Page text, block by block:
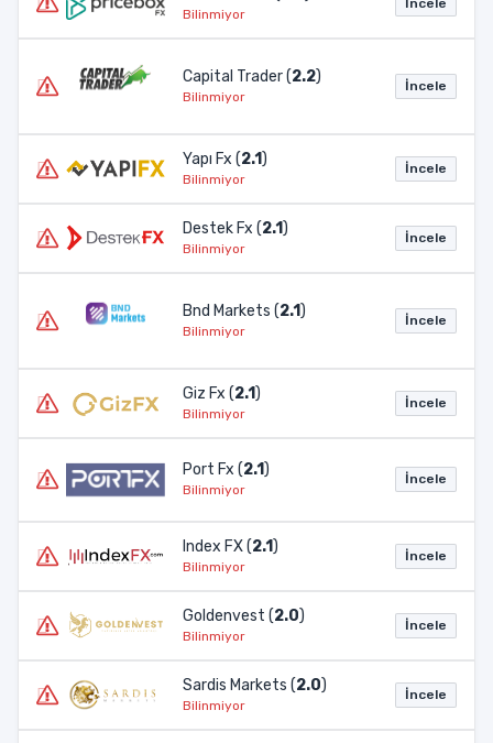
Bilinmiyor
Capital Trader (2.2)
Bilinmiyor
İncele
Yapı Fx (2.1)
Bilinmiyor
İncele
Destek Fx (2.1)
Bilinmiyor
İncele
Bnd Markets (2.1)
Bilinmiyor
İncele
Giz Fx (2.1)
Bilinmiyor
İncele
Port Fx (2.1)
Bilinmiyor
İncele
Index FX (2.1)
Bilinmiyor
İncele
Goldenvest (2.0)
Bilinmiyor
İncele
Sardis Markets (2.0)
Bilinmiyor
İncele